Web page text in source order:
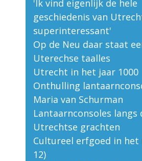
'Ik vind eigenlijk de hele
geschiedenis van
superinteressant'
Op de Neu daar staat
Uterechse taalles
Utrecht in het jaar 1000
Onthulling
Maria van Schurman
Lantaarnconsoles langs
Utrechtse grachten
Cultureel erfgoed in het
12)